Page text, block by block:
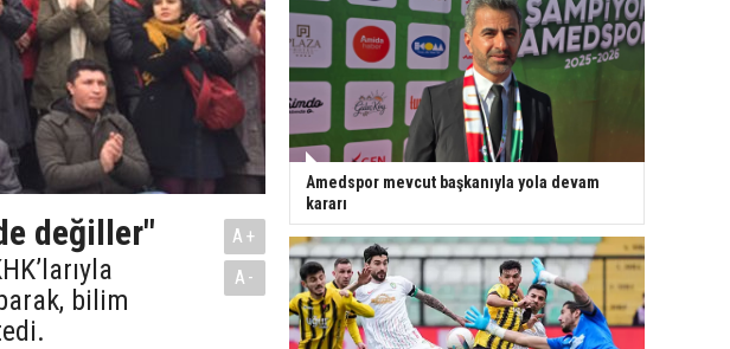
değiller"
bilim
A+
A-
Amedspor mevcut başkanıyla yola devam
kararı